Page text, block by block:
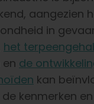
aangezien
in
het
de
kan
kenmerken en